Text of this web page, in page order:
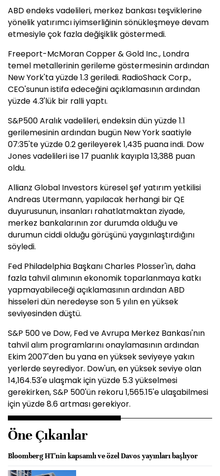
ABD endeks vadelileri, merkez bankası teşviklerine
yönelik yatırımcı iyimserliğinin sönükleşmeye devam
etmesiyle çok fazla değişiklik göstermedi.
Freeport-McMoran Copper & Gold Inc., Londra
temel metallerinin gerileme göstermesinin ardından
New York'ta yüzde 1.3 geriledi. RadioShack Corp.,
CEO'sunun istifa edeceğini açıklamasının ardından
yüzde 4.3'lük bir ralli yaptı.
S&P500 Aralık vadelileri, endeksin dün yüzde 1.1
gerilemesinin ardından bugün New York saatiyle
07:35'te yüzde 0.2 gerileyerek 1,435 puana indi. Dow
Jones vadelileri ise 17 puanlık kayıpla 13,388 puan
oldu.
Allianz Global Investors küresel şef yatırım yetkilisi
Andreas Utermann, yapılacak herhangi bir QE
duyurusunun, insanları rahatlatmaktan ziyade,
merkez bankalarının zor durumda olduğu ve
durumun ciddi olduğu görüşünü yaygınlaştırdığını
söyledi.
Fed Philadelphia Başkanı Charles Plosser'in, daha
fazla tahvil alımının ekonomik toparlanmaya katkı
yapmayabileceği açıklamasının ardından ABD
hisseleri dün neredeyse son 5 yılın en yüksek
seviyesinden düştü.
S&P 500 ve Dow, Fed ve Avrupa Merkez Bankası'nın
tahvil alım programlarını onaylamasının ardından
Ekim 2007'den bu yana en yüksek seviyeye yakın
yerlerde seyrediyor. Dow'un, en yüksek seviye olan
14,164.53'e ulaşmak için yüzde 5.3 yükselmesi
gerekirken, S&P 500'ün rekoru 1,565.15'e ulaşabilmesi
için yüzde 8.6 artması gerekiyor.
Öne Çıkanlar
Bloomberg HT'nin kapsamlı ve özel Davos yayınları başlıyor